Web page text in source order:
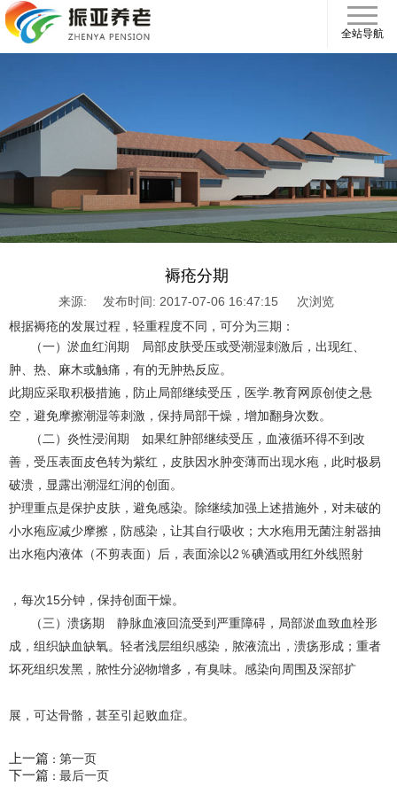
全站导航
褥疮分期
来源: 发布时间: 2017-07-06 16:47:15
次浏览
根据褥疮的发展过程，轻重程度不同，可分为三期：
（一）淤血红润期 局部皮肤受压或受潮湿刺激后，出现红、
肿、热、麻木或触痛，有的无肿热反应。
此期应采取积极措施，防止局部继续受压，医学.教育网原创使之悬
空，避免摩擦潮湿等刺激，保持局部干燥，增加翻身次数。
（二）炎性浸润期 如果红肿部继续受压，血液循环得不到改
善，受压表面皮色转为紫红，皮肤因水肿变薄而出现水疱，此时极易
破溃，显露出潮湿红润的创面。
护理重点是保护皮肤，避免感染。除继续加强上述措施外，对未破的
小水疱应减少摩擦，防感染，让其自行吸收；大水疱用无菌注射器抽
出水疱内液体（不剪表面）后，表面涂以2％碘酒或用红外线照射
，每次15分钟，保持创面干燥。
（三）溃疡期 静脉血液回流受到严重障碍，局部淤血致血栓形
成，组织缺血缺氧。轻者浅层组织感染，脓液流出，溃疡形成；重者
坏死组织发黑，脓性分泌物增多，有臭味。感染向周围及深部扩
展，可达骨骼，甚至引起败血症。
上一篇 ：第一页
下一篇 ：最后一页